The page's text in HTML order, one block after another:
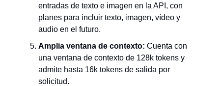
entradas de texto e imagen en la API, con
planes para incluir texto, imagen, vídeo y
audio en el futuro.
Amplia ventana de contexto: Cuenta con
una ventana de contexto de 128k tokens y
admite hasta 16k tokens de salida por
solicitud.